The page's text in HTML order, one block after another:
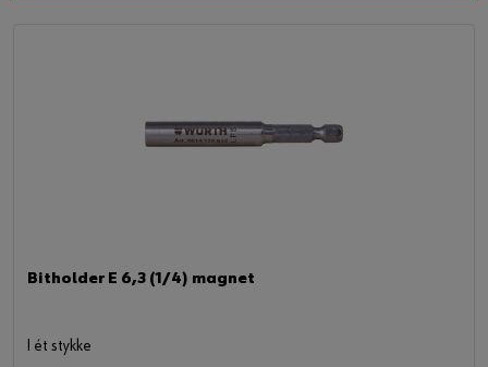
Bitholder E 6,3 (1/4) magnet
I ét stykke